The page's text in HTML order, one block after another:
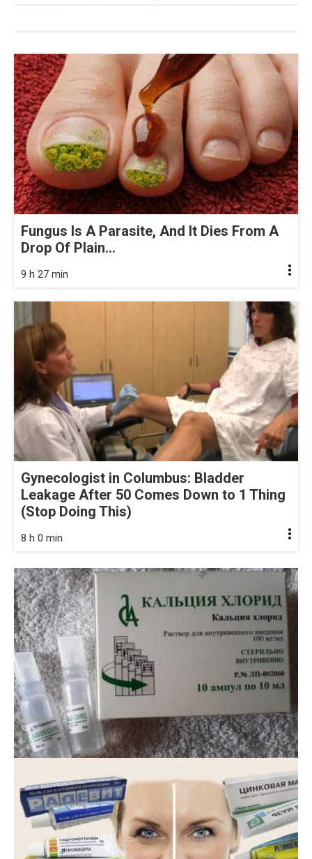
Fungus Is A Parasite, And It Dies From A
Drop Of Plain...
9 h 27 min
Gynecologist in Columbus: Bladder
Leakage After 50 Comes Down to 1 Thing
(Stop Doing This)
8 h 0 min